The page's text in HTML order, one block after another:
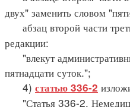
двух" заменить словом
абзац второй части
редакции:
"влекут
пятнадцати суток.";
4) статью 336-2
"Статья 336-2.